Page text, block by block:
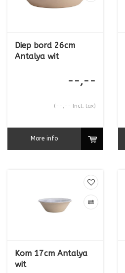
Diep bord 26cm
Antalya wit
--,--
(--,-- Incl. tax)
More info
Kom 17cm Antalya
wit